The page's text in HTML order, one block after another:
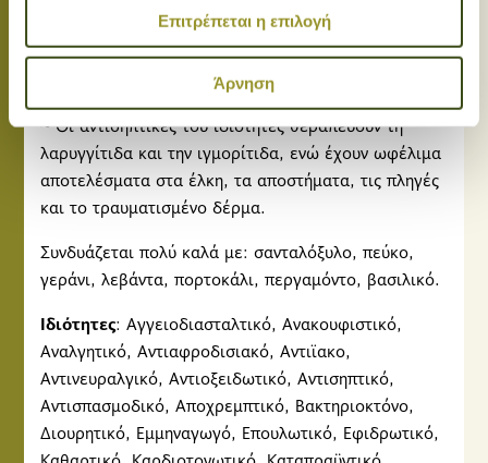
Χρησιμοποιούμε cookie για την εξατομίκευση
περιεχομένου και διαφημίσεων, την παροχή λειτουργιών
κοινωνικών μέσων και την ανάλυση της
επισκεψιμότητάς μας. Επιπλέον, μοιραζόμαστε
πληροφορίες που αφορούν τον τρόπο που
χρησιμοποιείτε τον ιστότοπό μας με συνεργάτες
κοινωνικών μέσων, διαφήμισης και αναλύσεων, οι
οποίοι ενδεχομένως να τις συνδυάσουν με άλλες
έχουν συλλέξει σε σχέση με την από μέρους σας χρήση
των υπηρεσιών τους.
Επιτρέπεται η επιλογή
Άρνηση
τονωτικό και αντισηπτικό του ουροποιητικού
συστήματος. Οι αιμορροΐδες θεραπεύονται με λιβάνι
όπως και οι πόνοι της περιόδου και οι κυστίτιδες.
~ Οι αντισηπτικές του ιδιότητες θεραπεύουν τη
λαρυγγίτιδα και την ιγμορίτιδα, ενώ έχουν ωφέλιμα
αποτελέσματα στα έλκη, τα αποστήματα, τις πληγές
και το τραυματισμένο δέρμα.
Συνδυάζεται πολύ καλά με: σανταλόξυλο, πεύκο,
γεράνι, λεβάντα, πορτοκάλι, περγαμόντο, βασιλικό.
Ιδιότητες: Αγγειοδιασταλτικό, Ανακουφιστικό,
Αναλγητικό, Αντιαφροδισιακό, Αντιϊακο,
Αντινευραλγικό, Αντιοξειδωτικό, Αντισηπτικό,
Αντισπασμοδικό, Αποχρεμπτικό, Βακτηριοκτόνο,
Διουρητικό, Εμμηναγωγό, Επουλωτικό, Εφιδρωτικό,